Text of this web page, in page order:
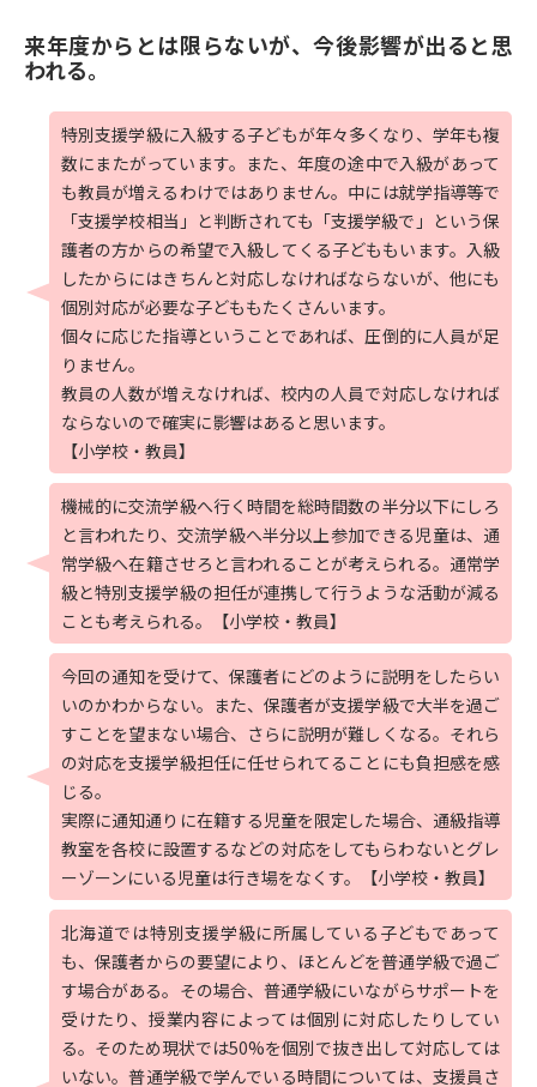
来年度からとは限らないが、今後影響が出ると思
われる。
特別支援学級に入級する子どもが年々多くなり、学年も複
数にまたがっています。また、年度の途中で入級があって
も教員が増えるわけではありません。中には就学指導等で
「支援学校相当」と判断されても「支援学級で」という保
護者の方からの希望で入級してくる子どももいます。入級
したからにはきちんと対応しなければならないが、他にも
個別対応が必要な子どももたくさんいます。
個々に応じた指導ということであれば、圧倒的に人員が足
りません。
教員の人数が増えなければ、校内の人員で対応しなければ
ならないので確実に影響はあると思います。
【小学校・教員】
機械的に交流学級へ行く時間を総時間数の半分以下にしろ
と言われたり、交流学級へ半分以上参加できる児童は、通
常学級へ在籍させろと言われることが考えられる。通常学
級と特別支援学級の担任が連携して行うような活動が減る
ことも考えられる。【小学校・教員】
今回の通知を受けて、保護者にどのように説明をしたらい
いのかわからない。また、保護者が支援学級で大半を過ご
すことを望まない場合、さらに説明が難しくなる。それら
の対応を支援学級担任に任せられてることにも負担感を感
じる。
実際に通知通りに在籍する児童を限定した場合、通級指導
教室を各校に設置するなどの対応をしてもらわないとグレ
ーゾーンにいる児童は行き場をなくす。【小学校・教員】
北海道では特別支援学級に所属している子どもであって
も、保護者からの要望により、ほとんどを普通学級で過ご
す場合がある。その場合、普通学級にいながらサポートを
受けたり、授業内容によっては個別に対応したりしてい
る。そのため現状では50%を個別で抜き出して対応しては
いない。普通学級で学んでいる時間については、支援員さ